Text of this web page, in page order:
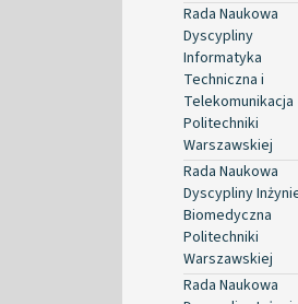
Rada Naukowa
Dyscypliny
Informatyka
Techniczna i
Telekomunikacja
Politechniki
Warszawskiej
Rada Naukowa
Dyscypliny
Biomedyczna
Politechniki
Warszawskiej
Rada Naukowa